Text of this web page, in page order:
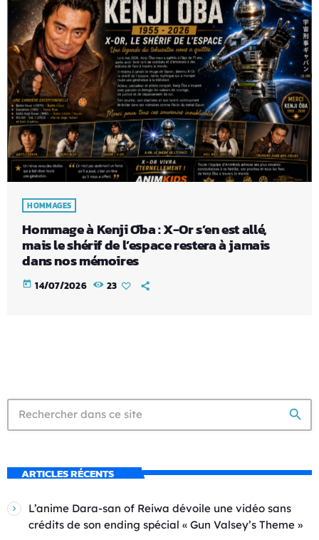
HOMMAGES
Hommage à Kenji Ōba : X-Or s’en est allé,
mais le shérif de l’espace restera à jamais
dans nos mémoires
today 14/07/2026 23
search
ARTICLES RÉCENTS
L’anime Dara-san of Reiwa dévoile une vidéo sans
crédits de son ending spécial « Gun Valsey’s Theme »